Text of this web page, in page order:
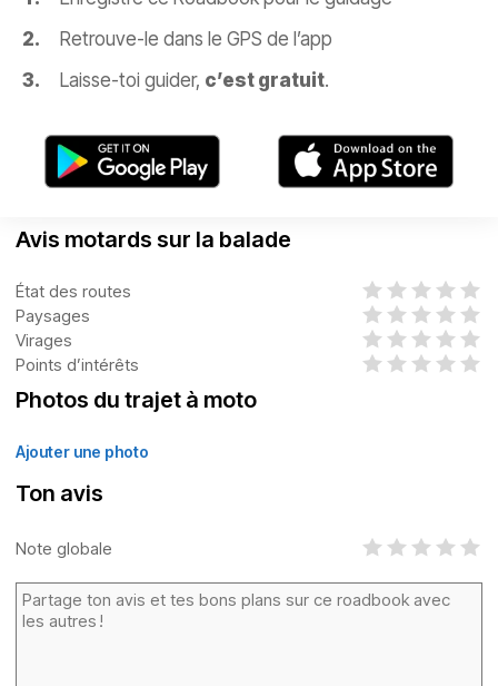
Retrouve-le dans le GPS de l’app
Laisse-toi guider, c’est gratuit.
Avis motards sur la balade
État des routes
Paysages
Virages
Points d’intérêts
Photos du trajet à moto
Ajouter une photo
Ton avis
Note globale